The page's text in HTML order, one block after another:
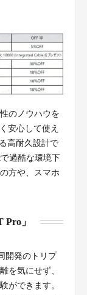
のノウハウを
安心して使え
高耐久設計で
過酷な環境下
方や、スマホ
」
開発のトリプ
を気にせず、
ができます。